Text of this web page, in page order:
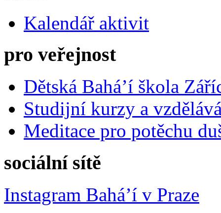
Kalendář aktivit
pro veřejnost
Dětská Bahá’í škola
Studijní kurzy a
Meditace pro potěchu
sociální sítě
Instagram Bahá’í v Praze